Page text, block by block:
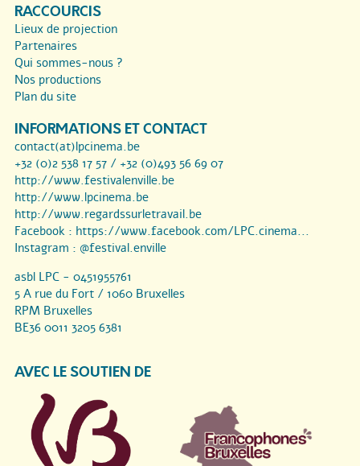
RACCOURCIS
Lieux de projection
Partenaires
Qui sommes-nous ?
Nos productions
Plan du site
INFORMATIONS ET CONTACT
contact(at)lpcinema.be
+32 (0)2 538 17 57 / +32 (0)493 56 69 07
http://www.festivalenville.be
http://www.lpcinema.be
http://www.regardssurletravail.be
Facebook : https://www.facebook.com/LPC.cinema...
Instagram : @festival.enville
asbl LPC - 0451955761
5 A rue du Fort / 1060 Bruxelles
RPM Bruxelles
BE36 0011 3205 6381
AVEC LE SOUTIEN DE